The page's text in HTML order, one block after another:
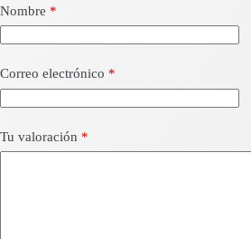
Nombre *
Correo electrónico *
Tu valoración *